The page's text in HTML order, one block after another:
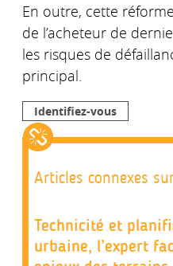
En outre, cette
de l’acheteur de
les risques de
principal.
Identifiez-vous
Articles connexes
Technicité et
urbaine, l’expert